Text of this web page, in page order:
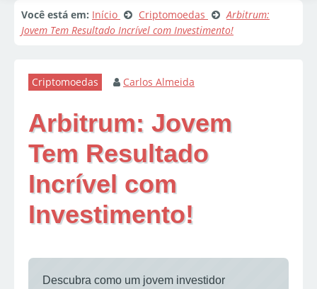
Você está em: Início Criptomoedas
Arbitrum:
Jovem Tem Resultado Incrível com Investimento!
Criptomoedas Carlos Almeida
Arbitrum: Jovem
Tem Resultado
Incrível com
Investimento!
Descubra como um jovem investidor